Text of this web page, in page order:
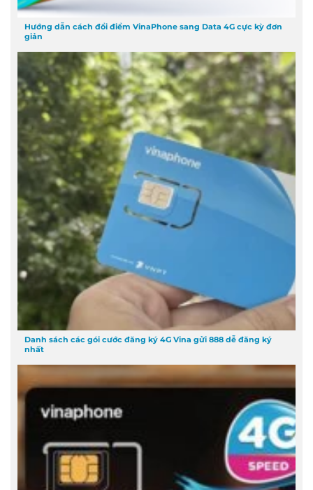
Hướng dẫn cách đổi điểm VinaPhone sang Data 4G cực kỳ đơn
giản
Danh sách các gói cước đăng ký 4G Vina gửi 888 dễ đăng ký
nhất